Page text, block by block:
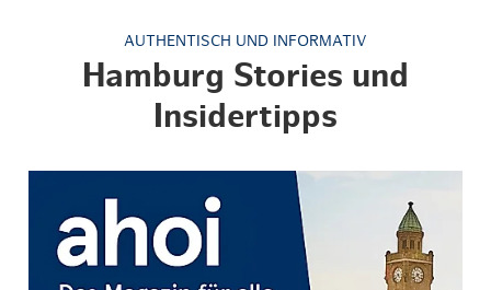
AUTHENTISCH UND INFORMATIV
Hamburg Stories und
Insidertipps